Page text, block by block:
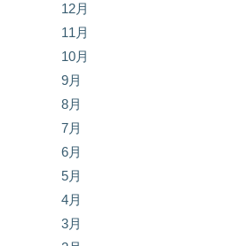
12月
11月
10月
9月
8月
7月
6月
5月
4月
3月